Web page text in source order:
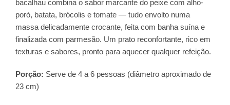
bacalhau combina o sabor marcante do peixe com alho-
poró, batata, brócolis e tomate — tudo envolto numa
massa delicadamente crocante, feita com banha suína e
finalizada com parmesão. Um prato reconfortante, rico em
texturas e sabores, pronto para aquecer qualquer refeição.
Porção: Serve de 4 a 6 pessoas (diâmetro aproximado de
23 cm)